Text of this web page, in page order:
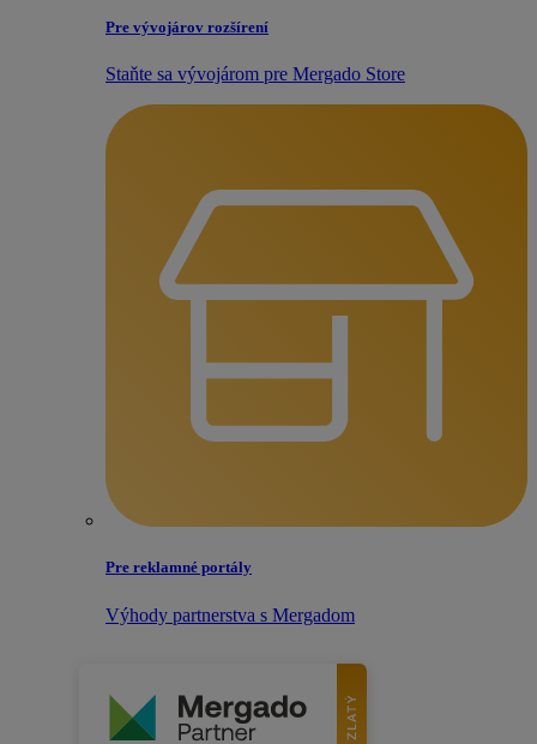
Pre vývojárov rozšírení
Staňte sa vývojárom pre Mergado Store
Pre reklamné portály
Výhody partnerstva s Mergadom